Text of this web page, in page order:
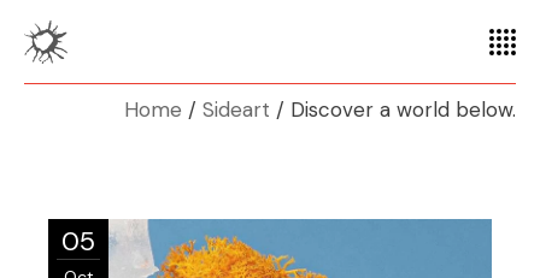
Home Sideart Discover a world below.
05